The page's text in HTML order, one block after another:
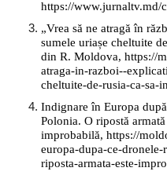
https://www.jurnaltv.md/
„Vrea să ne atragă în
sumele uriașe cheltuite
din R. Moldova, https://
atraga-in-razboi--
cheltuite-de-rusia-ca-sa-
Indignare în Europa
Polonia. O ripostă armată
improbabilă, https://
europa-dupa-ce-
riposta-armata-este-